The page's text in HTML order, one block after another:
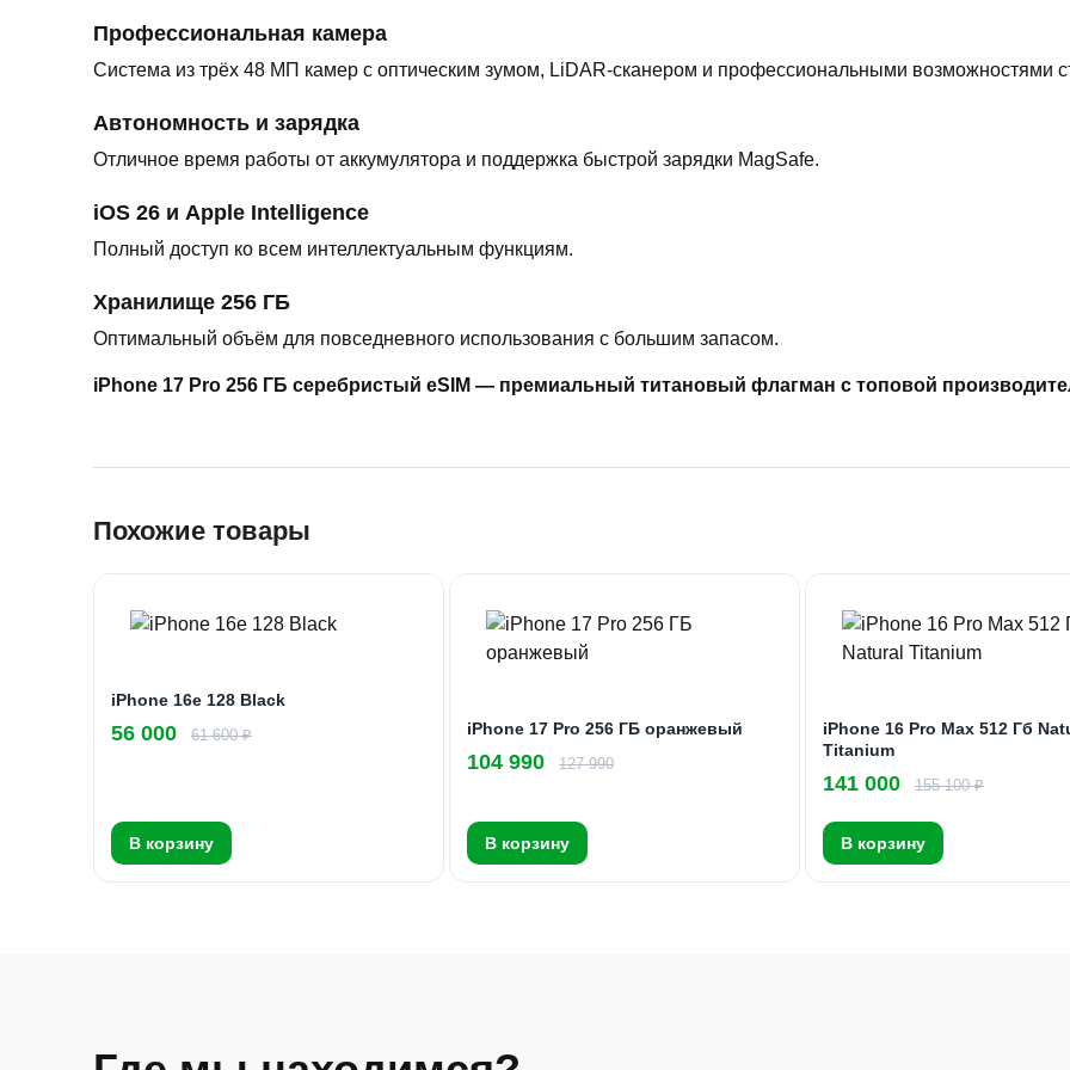
Профессиональная камера
Система из трёх 48 МП камер с оптическим зумом, LiDAR-сканером и профессиональными возможностями
Автономность и зарядка
Отличное время работы от аккумулятора и поддержка быстрой зарядки MagSafe.
iOS 26 и Apple Intelligence
Полный доступ ко всем интеллектуальным функциям.
Хранилище 256 ГБ
Оптимальный объём для повседневного использования с большим запасом.
iPhone 17 Pro 256 ГБ серебристый eSIM — премиальный титановый флагман с топовой
Похожие товары
iPhone 16e 128 Black
56 000 61 600 ₽
В корзину
iPhone 17 Pro 256 ГБ оранжевый
104 990 127 990
В корзину
iPhone 16 Pro Max 512 Гб
Titanium
141 000 155 100 ₽
В корзину